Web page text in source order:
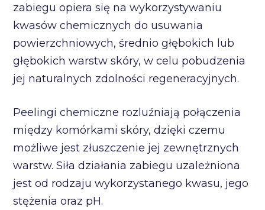
zabiegu opiera się na wykorzystywaniu
kwasów chemicznych do usuwania
powierzchniowych, średnio głębokich lub
głębokich warstw skóry, w celu pobudzenia
jej naturalnych zdolności regeneracyjnych.
Peelingi chemiczne rozluźniają połączenia
między komórkami skóry, dzięki czemu
możliwe jest złuszczenie jej zewnętrznych
warstw. Siła działania zabiegu uzależniona
jest od rodzaju wykorzystanego kwasu, jego
stężenia oraz pH.